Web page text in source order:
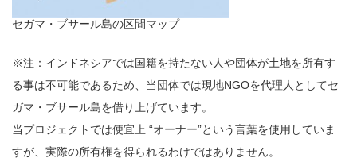
セガマ・ブサール島の区間マップ
※注：インドネシアでは国籍を持たない人や団体が土地を所有す
る事は不可能であるため、当団体では現地NGOを代理人としてセ
ガマ・ブサール島を借り上げています。
当プロジェクトでは便宜上 “オーナー”という言葉を使用していま
すが、実際の所有権を得られるわけではありません。